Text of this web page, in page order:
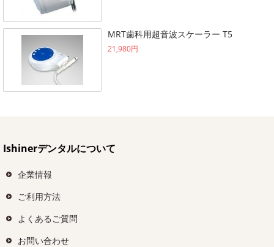
MRT歯科用超音波スケーラー T5
21,980円
Ishinerデンタルについて
企業情報
ご利用方法
よくあるご質問
お問い合わせ